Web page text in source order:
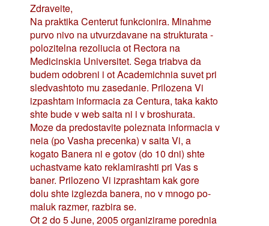
Zdraveite,
Na praktika Centerut funkcionira. Minahme
purvo nivo na utvurzdavane na strukturata -
polozitelna rezoliucia ot Rectora na
Medicinskia Universitet. Sega triabva da
budem odobreni i ot Academichnia suvet pri
sledvashtoto mu zasedanie. Prilozena Vi
izpashtam informacia za Centura, taka kakto
shte bude v web saita ni i v broshurata.
Moze da predostavite poleznata informacia v
neia (po Vasha precenka) v saita Vi, a
kogato Banera ni e gotov (do 10 dni) shte
uchastvame kato reklamirashti pri Vas s
baner. Prilozeno Vi izprashtam kak gore
dolu shte izglezda banera, no v mnogo po-
maluk razmer, razbira se.
Ot 2 do 5 June, 2005 organizirame porednia